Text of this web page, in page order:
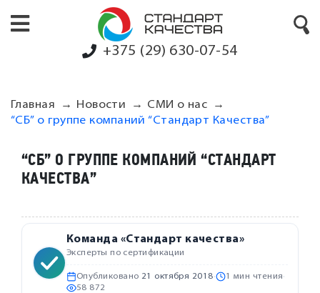
+375 (29) 630-07-54
Главная Новости
СМИ о нас
“СБ” о группе компаний “Стандарт Качества”
“СБ” О ГРУППЕ КОМПАНИЙ “СТАНДАРТ
КАЧЕСТВА”
Команда «Стандарт качества»
Эксперты по сертификации
Опубликовано 21 октября 2018· 1 мин чтения·
58 872